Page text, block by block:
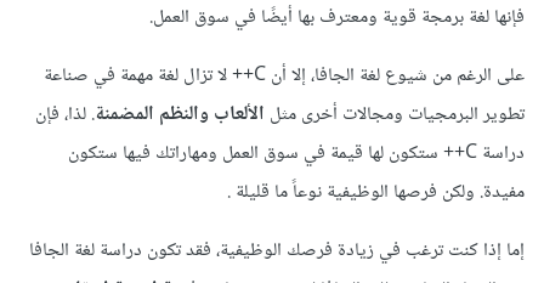
فإنها لغة برمجة قوية ومعترف بها أيضًا في سوق العمل.
على الرغم من شيوع لغة الجافا، إلا أن C++ لا تزال لغة مهمة في صناعة
تطوير البرمجيات ومجالات أخرى مثل الألعاب والنظم المضمنة. لذا، فإن
دراسة C++ ستكون لها قيمة في سوق العمل ومهاراتك فيها ستكون
مفيدة. ولكن فرصها الوظيفية نوعاً ما قليلة .
إما إذا كنت ترغب في زيادة فرصك الوظيفية، فقد تكون دراسة لغة الجافا